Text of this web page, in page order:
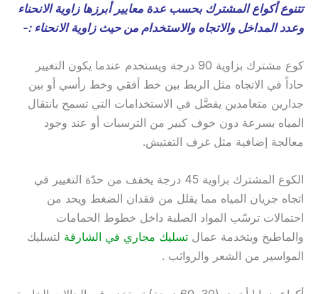
تتنوع أكواع المشترك بحسب عدة معايير أبرزها زاوية الانحناء
وعدد المداخل والاتجاه والاستخدام من حيث زاوية الانحناء :-
كوع مشترك بزاوية 90 درجة ويستخدم عندما يكون التغيير
حاداً في الاتجاه مثل الربط بين خط أفقي وخط رأسي أو بين
جدارين متعامدين يفضَّل في الاستخدامات التي تسمح بانتقال
المياه بسرعة دون خوف كبير من الترسبات أو عند وجود
معالجة إضافية مثل غرف التفتيش.
الكوع المشترك بزاوية 45 درجة يخفف من حدّة التغيير في
اتجاه جريان المياه مما يقلل من فقدان الضغط ويحد من
احتمالات ترسّب المواد الصلبة داخل خطوط الحمامات
والماطبخ ويتخدمة عمال تسليك مجاري في الشارقة لتسليك
المواسير من الشعر والرواثب .